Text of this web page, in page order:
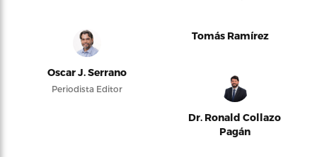
Oscar J. Serrano
Periodista Editor
Tomás Ramírez
Dr. Ronald Collazo
Pagán